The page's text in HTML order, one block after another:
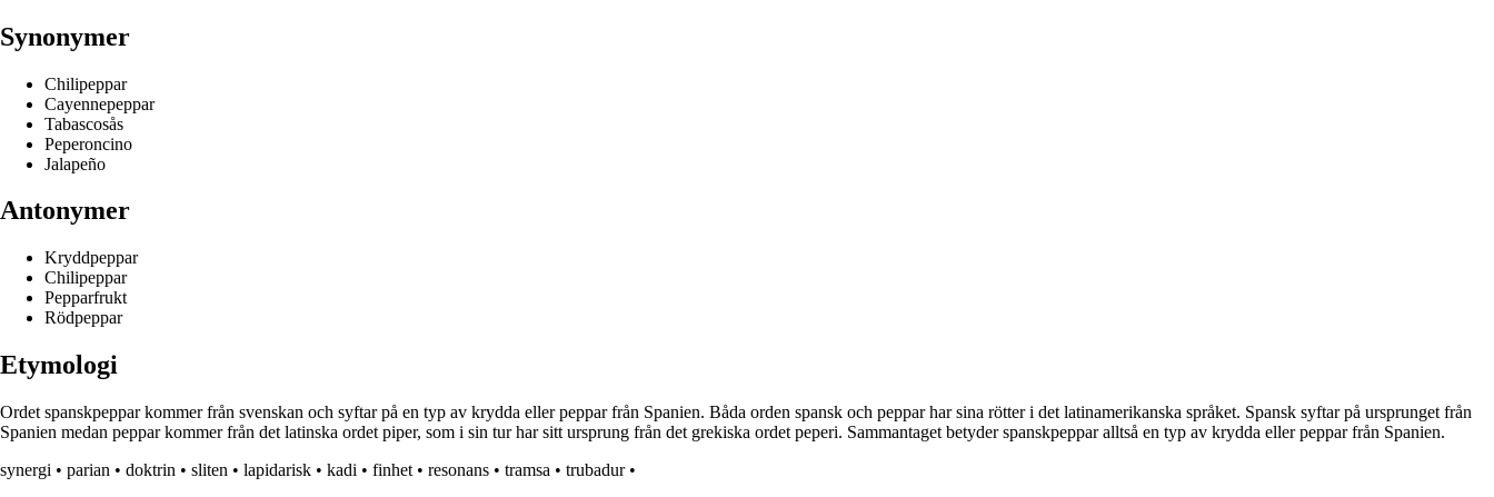
Synonymer
Chilipeppar
Cayennepeppar
Tabascosås
Peperoncino
Jalapeño
Antonymer
Kryddpeppar
Chilipeppar
Pepparfrukt
Rödpeppar
Etymologi
Ordet spanskpeppar kommer från svenskan och syftar på en typ av krydda eller peppar från Spanien. Båda orden spansk och peppar har sina rötter i det latinamerikanska språket. Spansk syftar på ursprunget från
Spanien medan peppar kommer från det latinska ordet piper, som i sin tur har sitt ursprung från det grekiska ordet peperi. Sammantaget betyder spanskpeppar alltså en typ av krydda eller peppar från Spanien.
synergi • parian • doktrin • sliten • lapidarisk • kadi • finhet • resonans • tramsa • trubadur•